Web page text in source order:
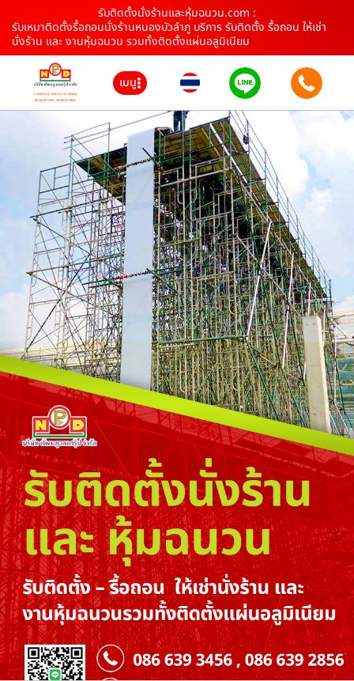
รับติดตั้งนั่งร้านและหุ้มฉนวน.com :
รับเหมาติดตั้งรื้อถอนนั่งร้านหนองบัวลำภู บริการ รับติดตั้ง รื้อถอน ให้เช่า
นั่งร้าน และ งานหุ้มฉนวน รวมทั้งติดตั้งแผ่นอลูมิเนียม
เมนู